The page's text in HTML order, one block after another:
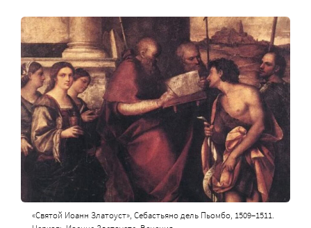
«Святой Иоанн Златоуст», Себастьяно дель Пьомбо, 1509–1511.